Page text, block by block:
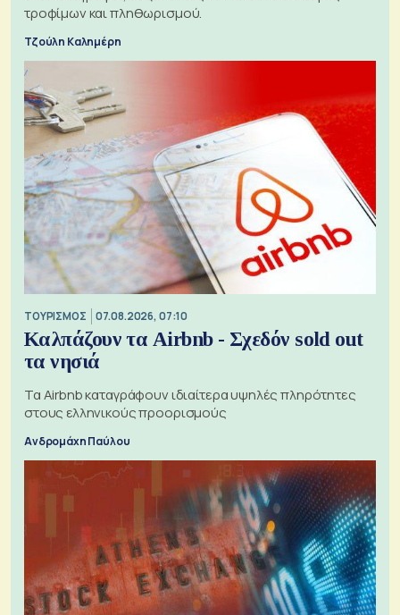
τροφίμων και πληθωρισμού.
Τζούλη Καλημέρη
ΤΟΥΡΙΣΜΟΣ 07.08.2026, 07:10
Καλπάζουν τα Airbnb - Σχεδόν sold out
τα νησιά
Τα Airbnb καταγράφουν ιδιαίτερα υψηλές πληρότητες
στους ελληνικούς προορισμούς
Ανδρομάχη Παύλου